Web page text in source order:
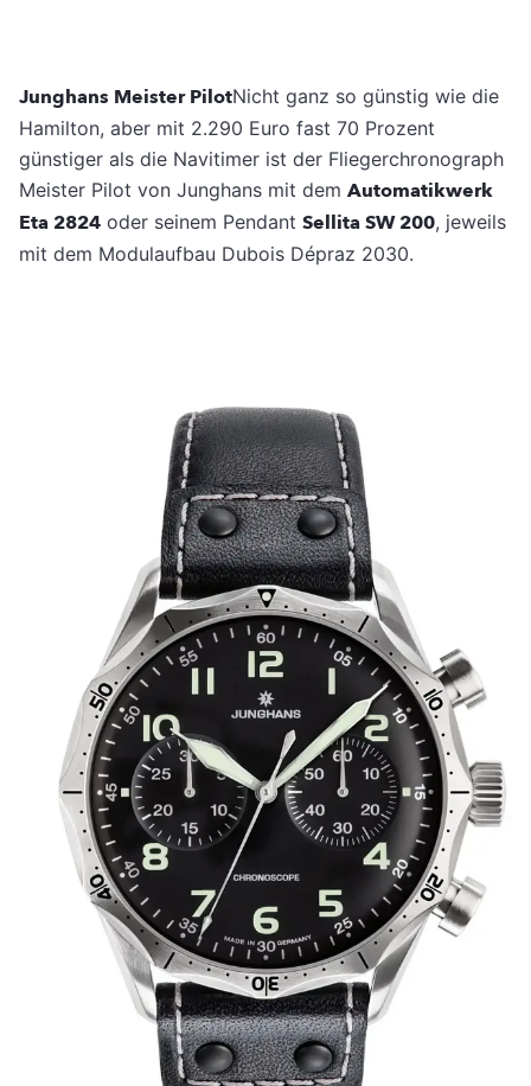
Junghans Meister PilotNicht ganz so günstig wie die
Hamilton, aber mit 2.290 Euro fast 70 Prozent
günstiger als die Navitimer ist der Fliegerchronograph
Meister Pilot von Junghans mit dem Automatikwerk
Eta 2824 oder seinem Pendant Sellita SW 200, jeweils
mit dem Modulaufbau Dubois Dépraz 2030.